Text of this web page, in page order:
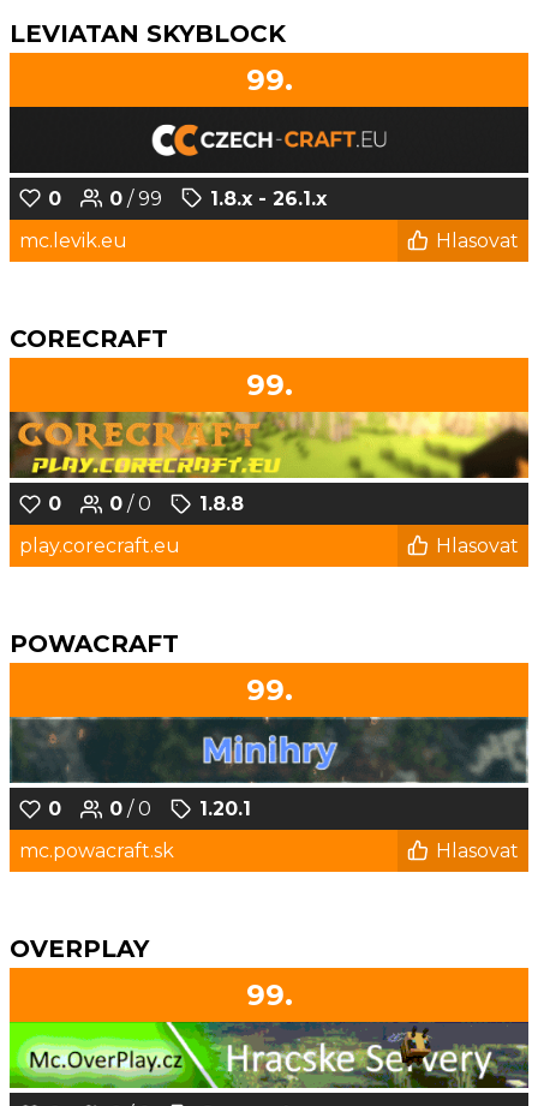
LEVIATAN SKYBLOCK
99.
0 0 / 99
1.8.x - 26.1.x
mc.levik.eu
Hlasovat
CORECRAFT
99.
0 0 / 0
1.8.8
play.corecraft.eu
Hlasovat
POWACRAFT
99.
0 0 / 0
1.20.1
mc.powacraft.sk
Hlasovat
OVERPLAY
99.